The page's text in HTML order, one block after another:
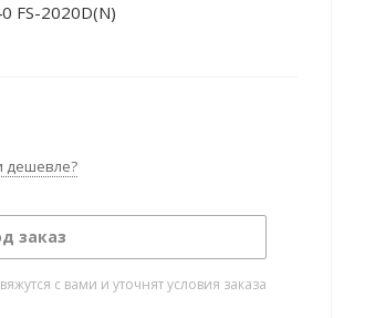
FS-2020D(N)
дешевле?
заказ
с вами и уточнят условия заказа